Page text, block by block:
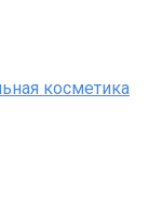
косметика